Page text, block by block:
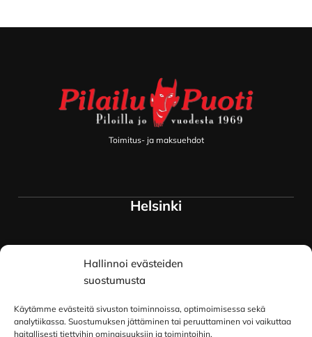
Hallinnoi evästeiden
suostumusta
Käytämme evästeitä sivuston toiminnoissa, optimoimisessa sekä
analytiikassa. Suostumuksen jättäminen tai peruuttaminen voi vaikuttaa
haitallisesti tiettyihin ominaisuuksiin ja toimintoihin.
Toimitus- ja maksuehdot
Helsinki
Siltavuorenranta 18
00170 Helsinki
Oulu